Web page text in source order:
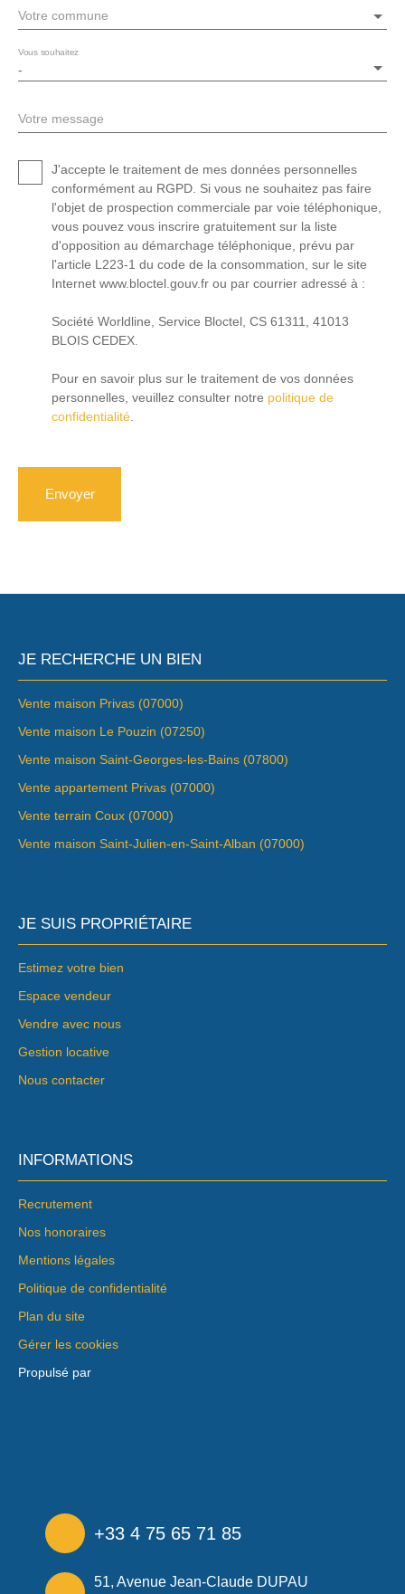
Votre commune
-
Vous souhaitez
Votre message
J'accepte le traitement de mes données personnelles
conformément au RGPD. Si vous ne souhaitez pas faire
l'objet de prospection commerciale par voie téléphonique,
vous pouvez vous inscrire gratuitement sur la liste
d'opposition au démarchage téléphonique, prévu par
l'article L223-1 du code de la consommation, sur le site
Internet www.bloctel.gouv.fr ou par courrier adressé à :
Société Worldline, Service Bloctel, CS 61311, 41013
BLOIS CEDEX.
Pour en savoir plus sur le traitement de vos données
personnelles, veuillez consulter notre politique de
confidentialité.
Envoyer
JE RECHERCHE UN BIEN
Vente maison Privas (07000)
Vente maison Le Pouzin (07250)
Vente maison Saint-Georges-les-Bains (07800)
Vente appartement Privas (07000)
Vente terrain Coux (07000)
Vente maison Saint-Julien-en-Saint-Alban (07000)
JE SUIS PROPRIÉTAIRE
Estimez votre bien
Espace vendeur
Vendre avec nous
Gestion locative
Nous contacter
INFORMATIONS
Recrutement
Nos honoraires
Mentions légales
Politique de confidentialité
Plan du site
Gérer les cookies
Propulsé par
+33 4 75 65 71 85
51, Avenue Jean-Claude DUPAU